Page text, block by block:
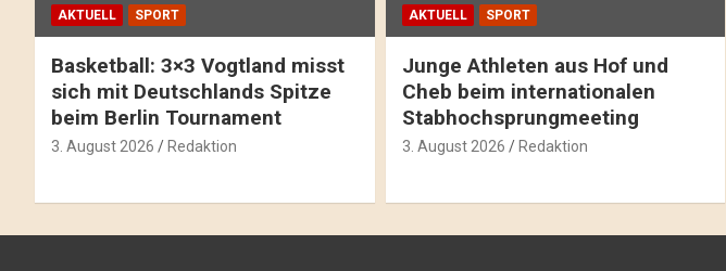
AKTUELL SPORT
Basketball: 3×3 Vogtland misst
sich mit Deutschlands Spitze
beim Berlin Tournament
3. August 2026 Redaktion
AKTUELL SPORT
Junge Athleten aus Hof und
Cheb beim internationalen
Stabhochsprungmeeting
3. August 2026 Redaktion